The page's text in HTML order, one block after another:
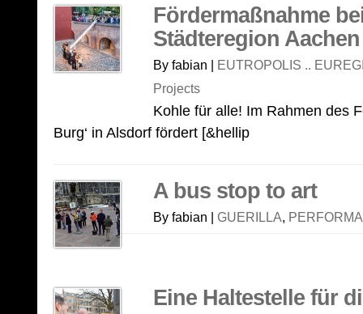
Fördermaßnahme
Städteregion
By fabian |
EUTROPOLIS ..
Projects
Kohle für alle! Im Rahmen des
Burg‘ in Alsdorf fördert [&hellip
A bus stop to art
By fabian | GUERILLA,
Eine Haltestelle für